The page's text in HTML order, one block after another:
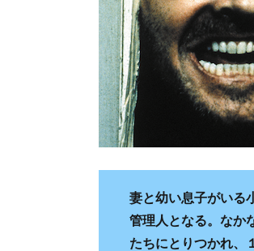
妻と幼い息子がいる
管理人となる。なか
たちにとりつかれ、